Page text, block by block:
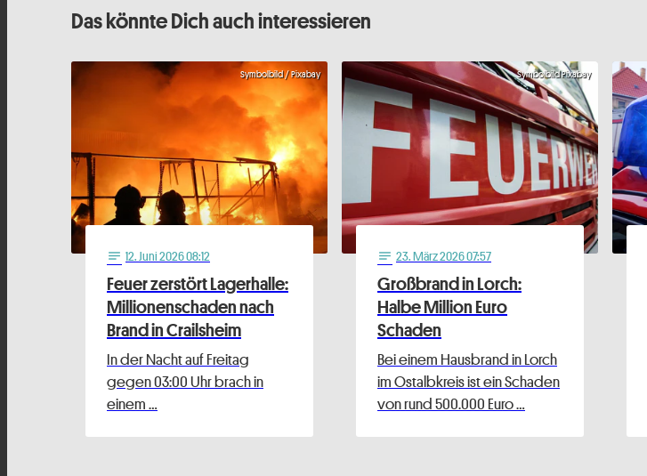
Das könnte Dich auch interessieren
Symbolbild / Pixabay
notes 12. Juni 2026 08:12
Feuer zerstört Lagerhalle:
Millionenschaden nach
Brand in Crailsheim
In der Nacht auf Freitag
gegen 03:00 Uhr brach in
einem …
Symbolbild Pixabay
notes 23. März 2026 07:57
Großbrand in Lorch:
Halbe Million Euro
Schaden
Bei einem Hausbrand in Lorch
im Ostalbkreis ist ein Schaden
von rund 500.000 Euro …